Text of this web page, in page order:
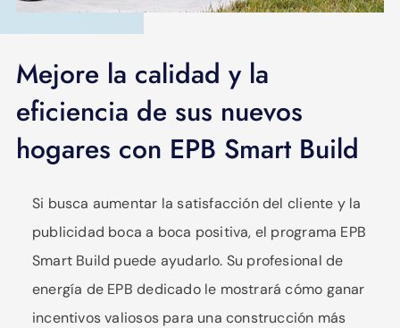
Mejore la calidad y la
eficiencia de sus nuevos
hogares con EPB Smart Build
Si busca aumentar la satisfacción del cliente y la
publicidad boca a boca positiva, el programa EPB
Smart Build puede ayudarlo. Su profesional de
energía de EPB dedicado le mostrará cómo ganar
incentivos valiosos para una construcción más